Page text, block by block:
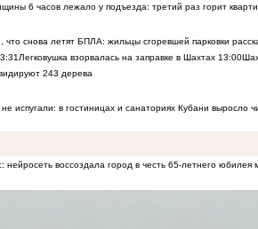
6 часов лежало у подъезда: третий раз горит
снова летят БПЛА: жильцы сгоревшей парковки
Легковушка взорвалась на заправке в Шахтах 13:00
243 дерева
испугали: в гостиницах и санаториях Кубани выросло
воссоздала город в честь 65-летнего юбилея